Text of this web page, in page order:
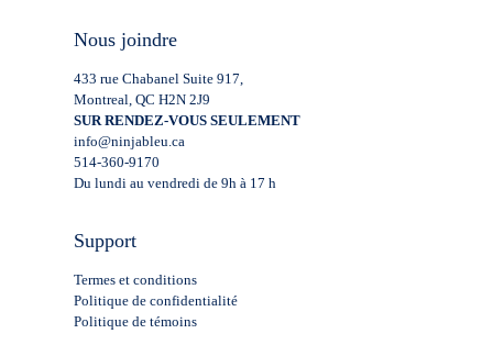
Nous joindre
433 rue Chabanel Suite 917,
Montreal, QC H2N 2J9
SUR RENDEZ-VOUS SEULEMENT
info@ninjableu.ca
514-360-9170
Du lundi au vendredi de 9h à 17 h
Support
Termes et conditions
Politique de confidentialité
Politique de témoins